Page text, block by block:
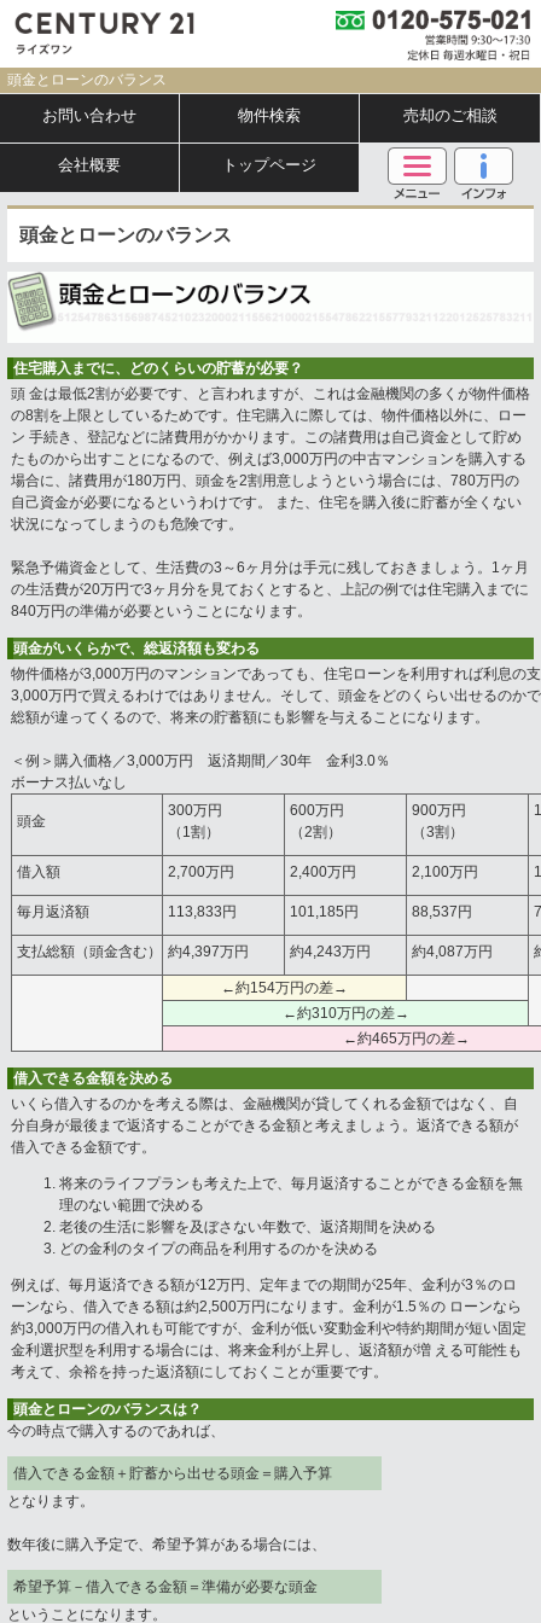
頭金とローンのバランス
お問い合わせ 物件検索 売却のご相談
会社概要 トップページ
頭金とローンのバランス
住宅購入までに、どのくらいの貯蓄が必要？
頭 金は最低2割が必要です、と言われますが、これは金融機関の多くが物件価格
の8割を上限としているためです。住宅購入に際しては、物件価格以外に、ロー
ン 手続き、登記などに諸費用がかかります。この諸費用は自己資金として貯め
たものから出すことになるので、例えば3,000万円の中古マンションを購入する
場合に、諸費用が180万円、頭金を2割用意しようという場合には、780万円の
自己資金が必要になるというわけです。 また、住宅を購入後に貯蓄が全くない
状況になってしまうのも危険です。
緊急予備資金として、生活費の3～6ヶ月分は手元に残しておきましょう。1ヶ月
の生活費が20万円で3ヶ月分を見ておくとすると、上記の例では住宅購入までに
840万円の準備が必要ということになります。
頭金がいくらかで、総返済額も変わる
物件価格が3,000万円のマンションであっても、住宅ローンを利用すれば利息の
3,000万円で買えるわけではありません。そして、頭金をどのくらい出せるのか
総額が違ってくるので、将来の貯蓄額にも影響を与えることになります。
＜例＞購入価格／3,000万円 返済期間／30年 金利3.0％
ボーナス払いなし
頭金
300万円
（1割）
600万円
（2割）
900万円
（3割）
借入額 2,700万円 2,400万円 2,100万円
毎月返済額 113,833円 101,185円 88,537円
支払総額（頭金含む） 約4,397万円 約4,243万円 約4,087万円
←約154万円の差→
←約310万円の差→
←約465万円の差→
借入できる金額を決める
いくら借入するのかを考える際は、金融機関が貸してくれる金額ではなく、自
分自身が最後まで返済することができる金額と考えましょう。返済できる額が
借入できる金額です。
将来のライフプランも考えた上で、毎月返済することができる金額を無
理のない範囲で決める
老後の生活に影響を及ぼさない年数で、返済期間を決める
どの金利のタイプの商品を利用するのかを決める
例えば、毎月返済できる額が12万円、定年までの期間が25年、金利が3％のロ
ーンなら、借入できる額は約2,500万円になります。金利が1.5％の ローンなら
約3,000万円の借入れも可能ですが、金利が低い変動金利や特約期間が短い固定
金利選択型を利用する場合には、将来金利が上昇し、返済額が増 える可能性も
考えて、余裕を持った返済額にしておくことが重要です。
頭金とローンのバランスは？
今の時点で購入するのであれば、
借入できる金額＋貯蓄から出せる頭金＝購入予算
となります。
数年後に購入予定で、希望予算がある場合には、
希望予算－借入できる金額＝準備が必要な頭金
ということになります。